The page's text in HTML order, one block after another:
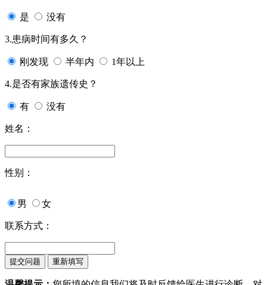
是 没有
3.患病时间有多久？
刚发现 半年内 1年以上
4.是否有家族遗传史？
有 没有
姓名：
性别：
男 女
联系方式：